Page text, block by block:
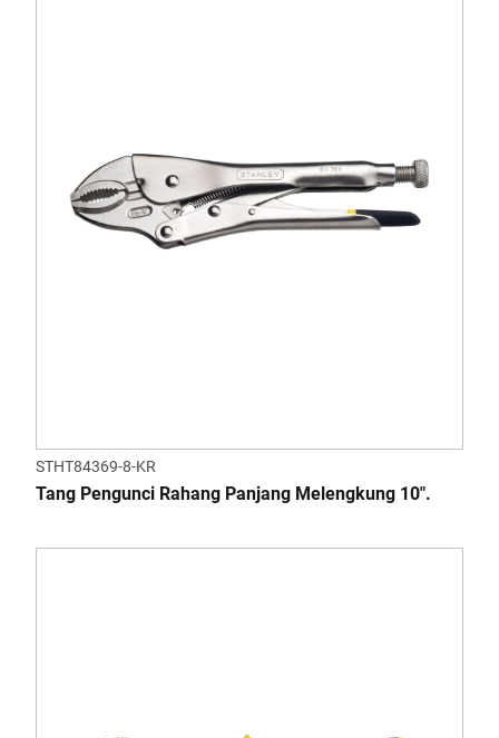
STHT84369-8-KR
Tang Pengunci Rahang Panjang Melengkung 10".